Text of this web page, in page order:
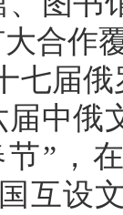
合作
七届
中俄
”，
互设